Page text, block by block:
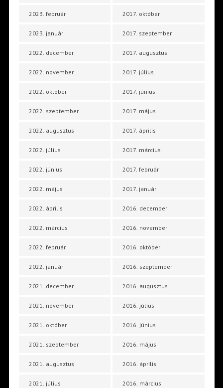
2023. február
2023. január
2022. december
2022. november
2022. október
2022. szeptember
2022. augusztus
2022. július
2022. június
2022. május
2022. április
2022. március
2022. február
2022. január
2021. december
2021. november
2021. október
2021. szeptember
2021. augusztus
2021. július
2017. október
2017. szeptember
2017. augusztus
2017. július
2017. június
2017. május
2017. április
2017. március
2017. február
2017. január
2016. december
2016. november
2016. október
2016. szeptember
2016. augusztus
2016. július
2016. június
2016. május
2016. április
2016. március